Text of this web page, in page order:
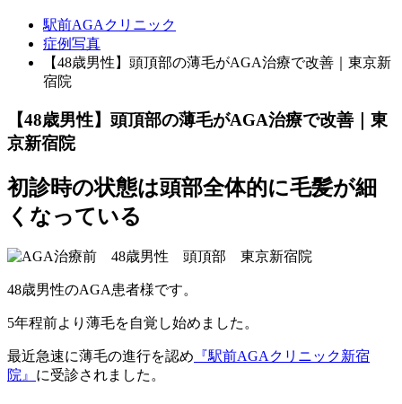
駅前AGAクリニック
症例写真
【48歳男性】頭頂部の薄毛がAGA治療で改善｜東京新
宿院
【48歳男性】頭頂部の薄毛がAGA治療で改善｜東
京新宿院
初診時の状態は頭部全体的に毛髪が細
くなっている
48歳男性のAGA患者様です。
5年程前より薄毛を自覚し始めました。
最近急速に薄毛の進行を認め 『駅前AGAクリニック新宿
院』 に受診されました。